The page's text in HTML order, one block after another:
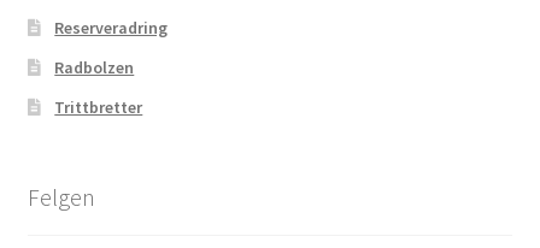
Reserveradring
Radbolzen
Trittbretter
Felgen